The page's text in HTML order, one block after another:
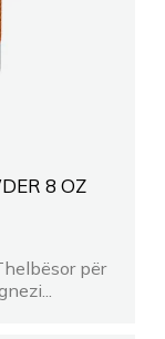
8 OZ
për